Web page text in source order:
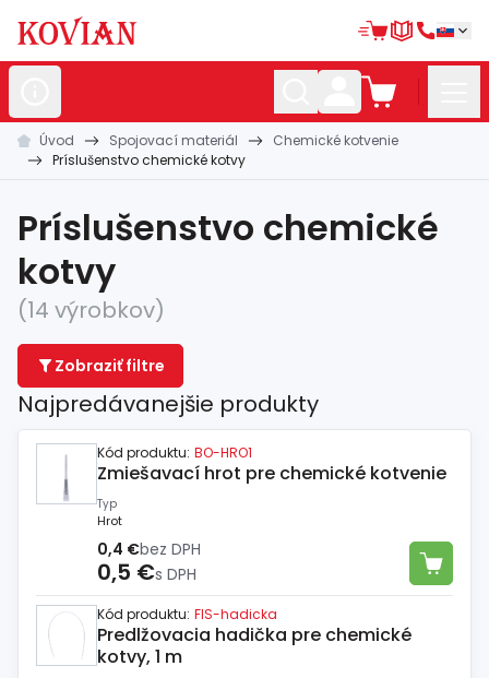
Nerezovépolotovary
Kovanépolotovary
Zábradlia amadlá
Bránové systémy
Automatizácia
Dom, dielňa,záhrada
Hutnícky materiál
Spojovacímateriál
Úvod Spojovací materiál
Chemické kotvenie
Príslušenstvo chemické kotvy
Príslušenstvo chemické
kotvy
(14 výrobkov)
Zobraziť filtre
Najpredávanejšie produkty
Kód produktu: BO-HRO1
Zmiešavací hrot pre chemické kotvenie
Typ
Hrot
0,4 €bez DPH
0,5 €s DPH
Kód produktu: FIS-hadicka
Predlžovacia hadička pre chemické
kotvy, 1 m